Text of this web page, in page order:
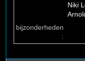
Niki
bijzonderheden
: